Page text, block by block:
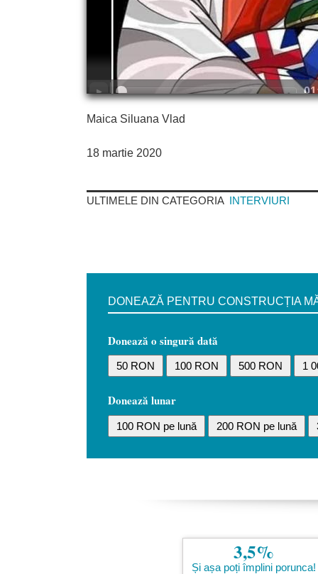
Maica Siluana Vlad
18 martie 2020
ULTIMELE DIN CATEGORIA INTERVIURI
DONEAZĂ PENTRU CONSTRUCȚIA
Donează o singură dată
50 RON 100 RON 500 RON 1
Donează lunar
100 RON pe lună 200 RON pe lună
3,5%
Și așa poți împlini porunca!